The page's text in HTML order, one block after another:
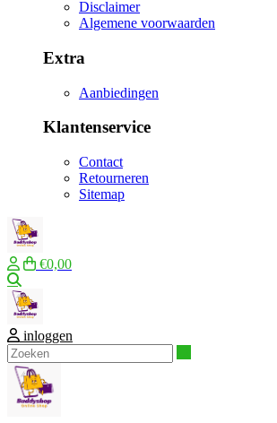
Disclaimer
Algemene voorwaarden
Extra
Aanbiedingen
Klantenservice
Contact
Retourneren
Sitemap
€0,00
inloggen